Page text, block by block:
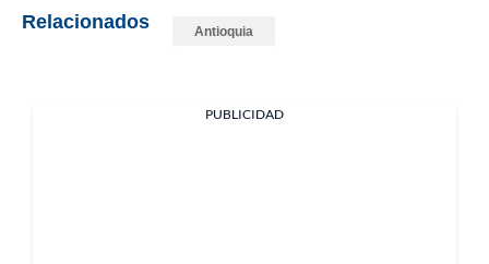
Relacionados Antioquia
PUBLICIDAD